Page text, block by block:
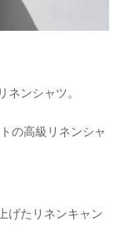
ンシャツ。
の高級リネンシャ
げたリネンキャン